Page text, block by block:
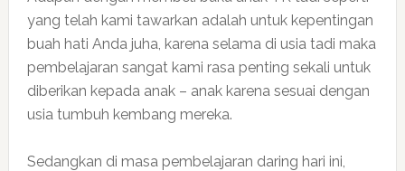
yang telah kami tawarkan adalah untuk kepentingan
buah hati Anda juha, karena selama di usia tadi maka
pembelajaran sangat kami rasa penting sekali untuk
diberikan kepada anak – anak karena sesuai dengan
usia tumbuh kembang mereka.
Sedangkan di masa pembelajaran daring hari ini,